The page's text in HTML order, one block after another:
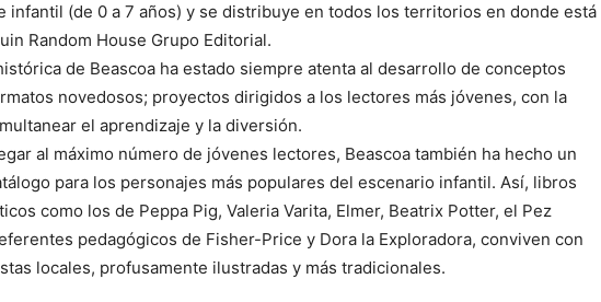
infantil (de 0 a 7 años) y se distribuye en todos los territorios en donde está
Random House Grupo Editorial.
de Beascoa ha estado siempre atenta al desarrollo de conceptos
novedosos; proyectos dirigidos a los lectores más jóvenes, con la
el aprendizaje y la diversión.
al máximo número de jóvenes lectores, Beascoa también ha hecho un
para los personajes más populares del escenario infantil. Así, libros
como los de Peppa Pig, Valeria Varita, Elmer, Beatrix Potter, el Pez
pedagógicos de Fisher-Price y Dora la Exploradora, conviven con
locales, profusamente ilustradas y más tradicionales.